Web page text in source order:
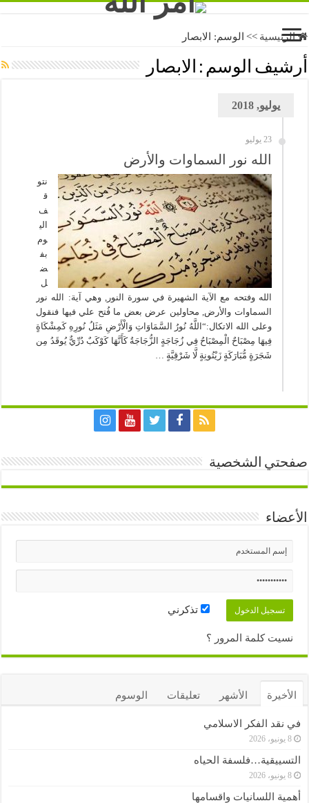
الرئيسية >> الوسم: الابصار
أرشيف الوسم : الابصار
يوليو, 2018
23 يوليو
الله نور السماوات والأرض
نتو
ق
ف
الي
وم
بف
ض
ل
الله وفتحه مع الآية الشهيرة في سورة النور, وهي آية: الله نور
السماوات والأرض, محاولين عرض بعض ما فُتح علي فيها فنقول
وعلى الله الاتكال:“اللَّهُ نُورُ السَّمَاوَاتِ وَالْأَرْضِ مَثَلُ نُورِهِ كَمِشْكَاةٍ
فِيهَا مِصْبَاحٌ الْمِصْبَاحُ فِي زُجَاجَةٍ الزُّجَاجَةُ كَأَنَّهَا كَوْكَبٌ دُرِّيٌّ يُوقَدُ مِن
شَجَرَةٍ مُّبَارَكَةٍ زَيْتُونِةٍ لَّا شَرْقِيَّةٍ …
صفحتي الشخصية
الأعضاء
تذكرني
نسيت كلمة المرور ؟
الأخيرة الأشهر تعليقات الوسوم
في نقد الفكر الاسلامي
8 يونيو، 2026
التسييقية…فلسفة الحياه
8 يونيو، 2026
أهمية اللسانيات واقسامها